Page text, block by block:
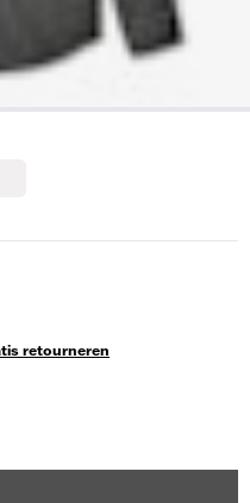
retourneren